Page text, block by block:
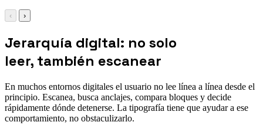
‹ ›
Jerarquía digital: no solo
leer, también escanear
En muchos entornos digitales el usuario no lee línea a línea desde el
principio. Escanea, busca anclajes, compara bloques y decide
rápidamente dónde detenerse. La tipografía tiene que ayudar a ese
comportamiento, no obstaculizarlo.